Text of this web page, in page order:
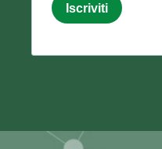
Iscriviti